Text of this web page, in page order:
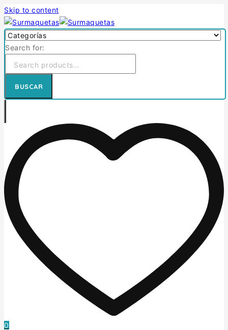
Skip to content
Search for:
BUSCAR
0